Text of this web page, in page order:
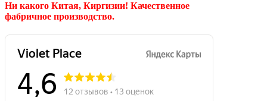
Ни какого Китая, Киргизии! Качественное
фабричное производство.